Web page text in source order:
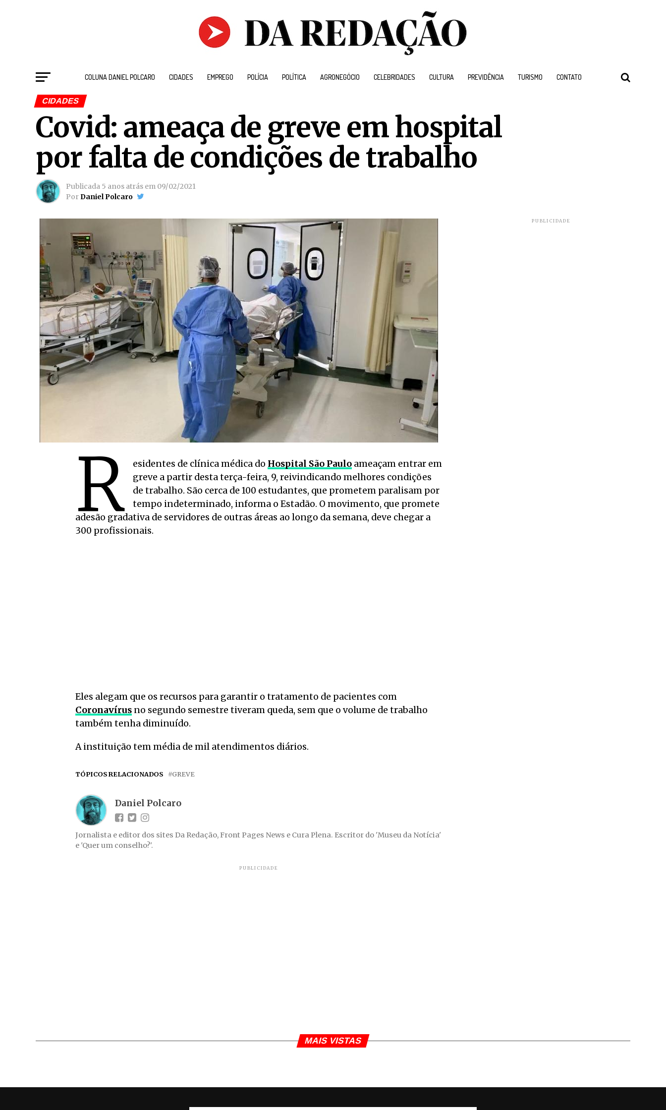
COLUNA DANIEL POLCARO CIDADES EMPREGO POLÍCIA POLÍTICA AGRONEGÓCIO CELEBRIDADES CULTURA PREVIDÊNCIA TURISMO CONTATO
CIDADES
Covid: ameaça de greve em hospital
por falta de condições de trabalho
Publicada 5 anos atrás em 09/02/2021
PorDaniel Polcaro
R esidentes de clínica médica do Hospital São Pauloameaçam entrar em
greve a partir desta terça-feira, 9, reivindicando melhores condições
de trabalho. São cerca de 100 estudantes, que prometem paralisam por
tempo indeterminado, informa o Estadão. O movimento, que promete
adesão gradativa de servidores de outras áreas ao longo da semana, deve chegar a
300 profissionais.
Eles alegam que os recursos para garantir o tratamento de pacientes com
Coronavírus no segundo semestre tiveram queda, sem que o volume de trabalho
também tenha diminuído.
A instituição tem média de mil atendimentos diários.
TÓPICOS RELACIONADOS GREVE
Daniel Polcaro
Jornalista e editor dos sites Da Redação, Front Pages News e Cura Plena. Escritor do 'Museu da Notícia'
e 'Quer um conselho?'.
PUBLICIDADE
PUBLICIDADE
MAIS VISTAS